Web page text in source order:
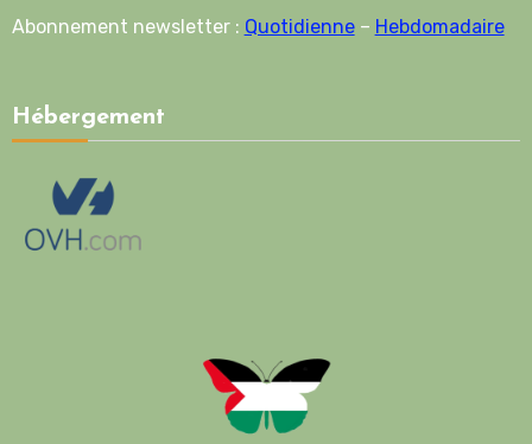
Abonnement newsletter : Quotidienne– Hebdomadaire
Hébergement